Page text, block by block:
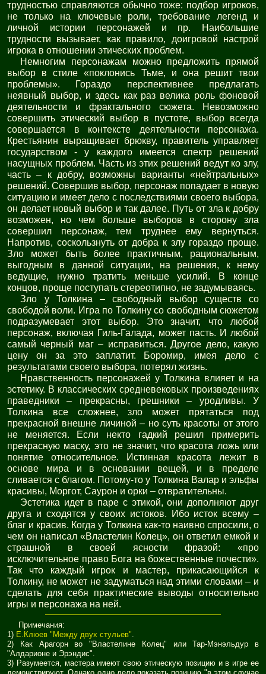
трудностью справляются обычно тоже: подбор игроков,
не только на ключевые роли, требование легенд и
личной истории персонажей и пр. Наибольшие
трудности вызывает, как правило, доигровой настрой
игрока в отношении этических проблем.
Немногим персонажам можно предложить прямой
выбор в стиле «поклонись Тьме, и она решит твои
проблемы». Гораздо перспективнее предлагать
неявный выбор, и здесь как раз велика роль фоновой
деятельности и фрактального сюжета. Невозможно
совершить этический выбор в пустоте, выбор всегда
совершается в контексте деятельности персонажа.
Крестьянин выращивает брюкву, правитель управляет
государством - у каждого имеется спектр решений
насущных проблем. Часть из этих решений ведут ко злу,
часть – к добру, возможны варианты «нейтральных»
решений. Совершив выбор, персонаж попадает в новую
ситуацию и имеет дело с последствиями своего выбора,
он делает новый выбор и так далее. Путь от зла к добру
возможен, но чем больше выборов в сторону зла
совершил персонаж, тем труднее ему вернуться.
Напротив, соскользнуть от добра к злу гораздо проще.
Зло может быть более практичным, рациональным,
выгодным в данной ситуации, на решения, к нему
ведущие, нужно тратить меньше усилий. В конце
концов, проще поступать стереотипно, не задумываясь.
Зло у Толкина – свободный выбор существ со
свободой воли. Игра по Толкину со свободным сюжетом
подразумевает этот выбор. Это значит, что любой
персонаж, включая Гиль-Галада, может пасть. И любой
самый черный маг – исправиться. Другое дело, какую
цену он за это заплатит. Боромир, имея дело с
результатами своего выбора, потерял жизнь.
Нравственность персонажей у Толкина влияет и на
эстетику. В классических средневековых произведениях
праведники – прекрасны, грешники – уродливы. У
Толкина все сложнее, зло может прятаться под
прекрасной внешне личиной – но суть красоты от этого
не меняется. Если некто гадкий решил примерить
прекрасную маску, это не значит, что красота ложь или
понятие относительное. Истинная красота лежит в
основе мира и в основании вещей, и в пределе
сливается с благом. Потому-то у Толкина Валар и эльфы
красивы, Моргот, Саурон и орки – отвратительны.
Эстетика идет в паре с этикой, они дополняют друг
друга и сходятся у своих истоков. Ибо исток всему –
благ и красив. Когда у Толкина как-то наивно спросили, о
чем он написал «Властелин Колец», он ответил емкой и
страшной в своей ясности фразой: «про
исключительное право Бога на божественные почести».
Так что каждый игрок и мастер, прикасающийся к
Толкину, не может не задуматься над этими словами – и
сделать для себя практические выводы относительно
игры и персонажа на ней.
Примечания:
1) Е.Клюев "Между двух стульев"
2) Как Арагорн во "Властелине Колец" или Тар-Мэнэльдур в
"Алдарионе и Эрэндис".
3) Разумеется, мастера имеют свою этическую позицию и в игре ее